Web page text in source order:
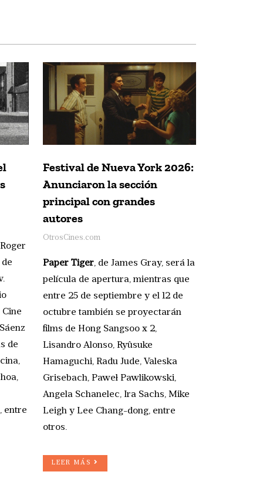
Cine
de
entre
Festival de Nueva York 2026:
Anunciaron la sección
principal con grandes
autores
OtrosCines.com
Paper Tiger, de James Gray, será la
película de apertura, mientras que
entre 25 de septiembre y el 12 de
octubre también se proyectarán
films de Hong Sangsoo x 2,
Lisandro Alonso, Ryûsuke
Hamaguchi, Radu Jude, Valeska
Grisebach, Paweł Pawlikowski,
Angela Schanelec, Ira Sachs, Mike
Leigh y Lee Chang-dong, entre
otros.
LEER MÁS